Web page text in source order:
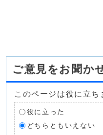
ご意見をお聞か
このページは役に立ち
役に立った
どちらともいえない